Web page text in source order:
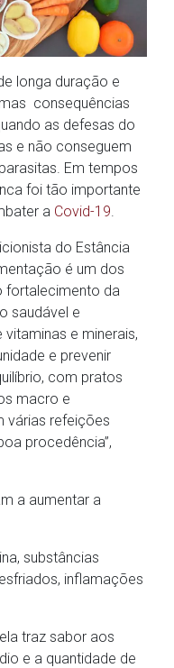
longa duração e
consequências
as defesas do
e não conseguem
Em tempos
foi tão importante
a Covid-19.
do Estância
é um dos
fortalecimento da
saudável e
e minerais,
e prevenir
com pratos
macro e
várias refeições
procedência”,
a aumentar a
substâncias
inflamações
traz sabor aos
e a quantidade de